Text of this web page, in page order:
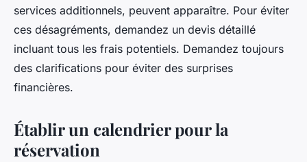
services additionnels, peuvent apparaître. Pour éviter
ces désagréments, demandez un devis détaillé
incluant tous les frais potentiels. Demandez toujours
des clarifications pour éviter des surprises
financières.
Établir un calendrier pour la
réservation